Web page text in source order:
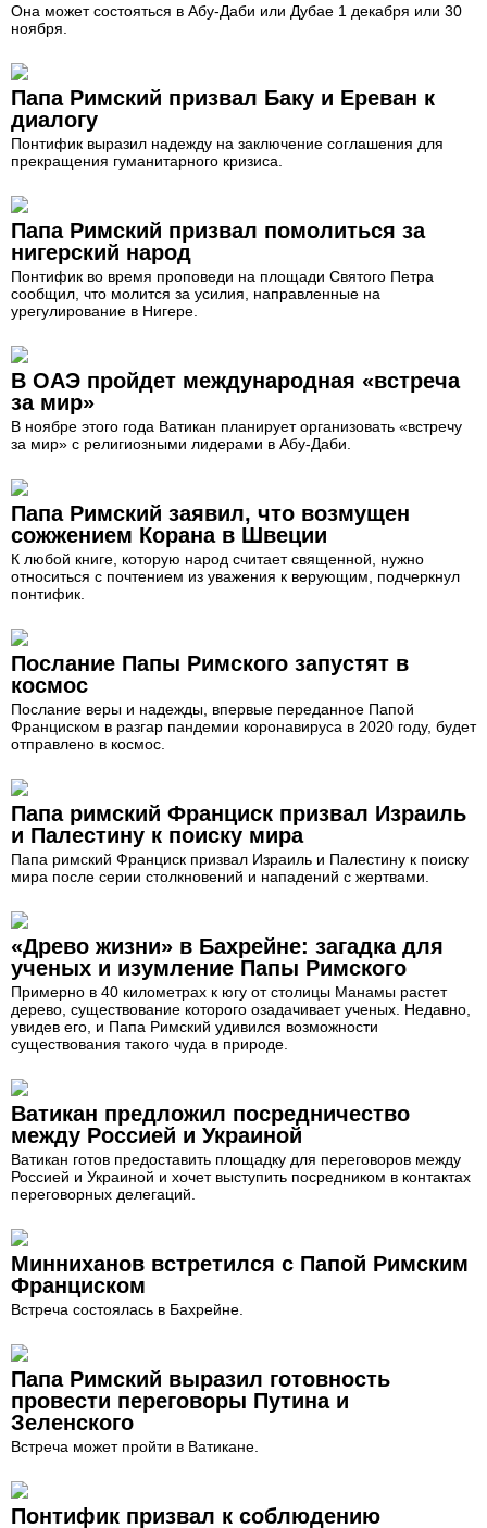
Она может состояться в Абу-Даби или Дубае 1 декабря или 30
ноября.
Папа Римский призвал Баку и Ереван к
диалогу
Понтифик выразил надежду на заключение соглашения для
прекращения гуманитарного кризиса.
Папа Римский призвал помолиться за
нигерский народ
Понтифик во время проповеди на площади Святого Петра
сообщил, что молится за усилия, направленные на
урегулирование в Нигере.
В ОАЭ пройдет международная «встреча
за мир»
В ноябре этого года Ватикан планирует организовать «встречу
за мир» с религиозными лидерами в Абу-Даби.
Папа Римский заявил, что возмущен
сожжением Корана в Швеции
К любой книге, которую народ считает священной, нужно
относиться с почтением из уважения к верующим, подчеркнул
понтифик.
Послание Папы Римского запустят в
космос
Послание веры и надежды, впервые переданное Папой
Франциском в разгар пандемии коронавируса в 2020 году, будет
отправлено в космос.
Папа римский Франциск призвал Израиль
и Палестину к поиску мира
Папа римский Франциск призвал Израиль и Палестину к поиску
мира после серии столкновений и нападений с жертвами.
«Древо жизни» в Бахрейне: загадка для
ученых и изумление Папы Римского
Примерно в 40 километрах к югу от столицы Манамы растет
дерево, существование которого озадачивает ученых. Недавно,
увидев его, и Папа Римский удивился возможности
существования такого чуда в природе.
Ватикан предложил посредничество
между Россией и Украиной
Ватикан готов предоставить площадку для переговоров между
Россией и Украиной и хочет выступить посредником в контактах
переговорных делегаций.
Минниханов встретился с Папой Римским
Франциском
Встреча состоялась в Бахрейне.
Папа Римский выразил готовность
провести переговоры Путина и
Зеленского
Встреча может пройти в Ватикане.
Понтифик призвал к соблюдению